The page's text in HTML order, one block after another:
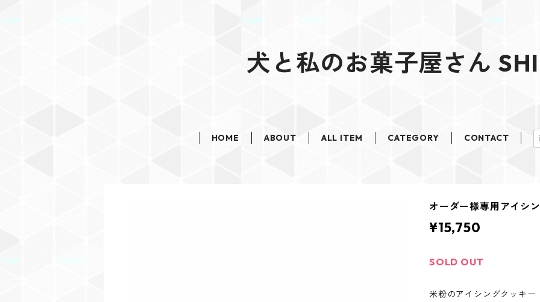
犬と私のお菓子屋さん
HOME ABOUT ALL ITEM CATEGORY CONTACT
オーダー様専用アイシ
¥15,750
SOLD OUT
米粉のアイシングクッキー